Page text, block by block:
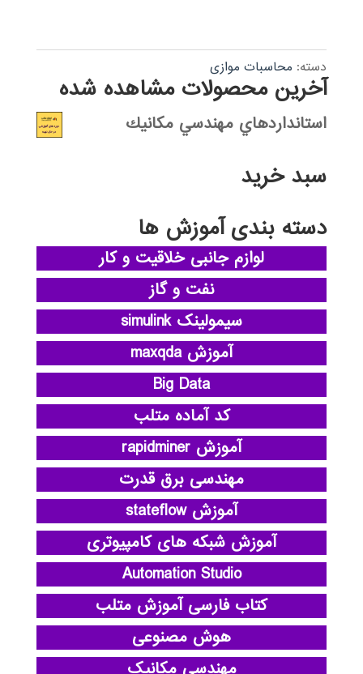
دسته: محاسبات موازی
آخرین محصولات مشاهده شده
استانداردهاي مهندسي مكانيك
سبد خرید
دسته بندی آموزش ها
لوازم جانبی خلاقیت و کار
نفت و گاز
سیمولینک simulink
آموزش maxqda
Big Data
کد آماده متلب
آموزش rapidminer
مهندسی برق قدرت
آموزش stateflow
آموزش شبکه های کامپیوتری
Automation Studio
کتاب فارسی آموزش متلب
هوش مصنوعی